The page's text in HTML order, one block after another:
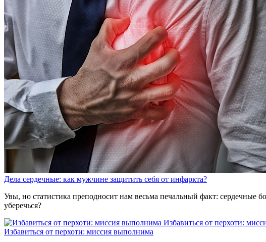
Дела сердечные: как мужчине защитить себя от инфаркта?
Увы, но статистика преподносит нам весьма печальный факт: сердечные
уберечься?
Избавиться от перхоти:
Избавиться от перхоти: миссия выполнима